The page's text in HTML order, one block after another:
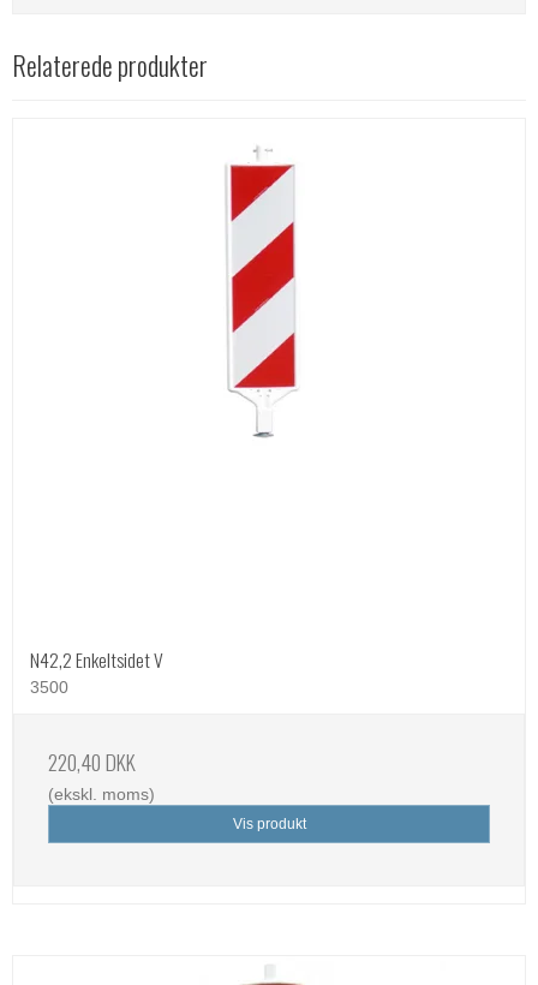
Relaterede produkter
N42,2 Enkeltsidet V
3500
220,40 DKK
(ekskl. moms)
Vis produkt